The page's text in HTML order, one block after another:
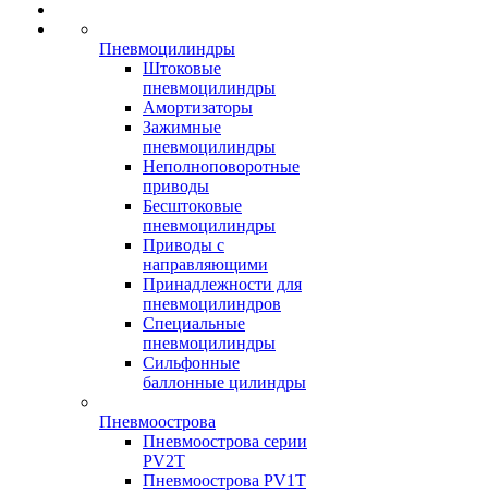
Пневмоцилиндры
Штоковые
пневмоцилиндры
Амортизаторы
Зажимные
пневмоцилиндры
Неполноповоротные
приводы
Бесштоковые
пневмоцилиндры
Приводы с
направляющими
Принадлежности для
пневмоцилиндров
Специальные
пневмоцилиндры
Сильфонные
баллонные цилиндры
Пневмоострова
Пневмоострова серии
PV2T
Пневмоострова PV1T